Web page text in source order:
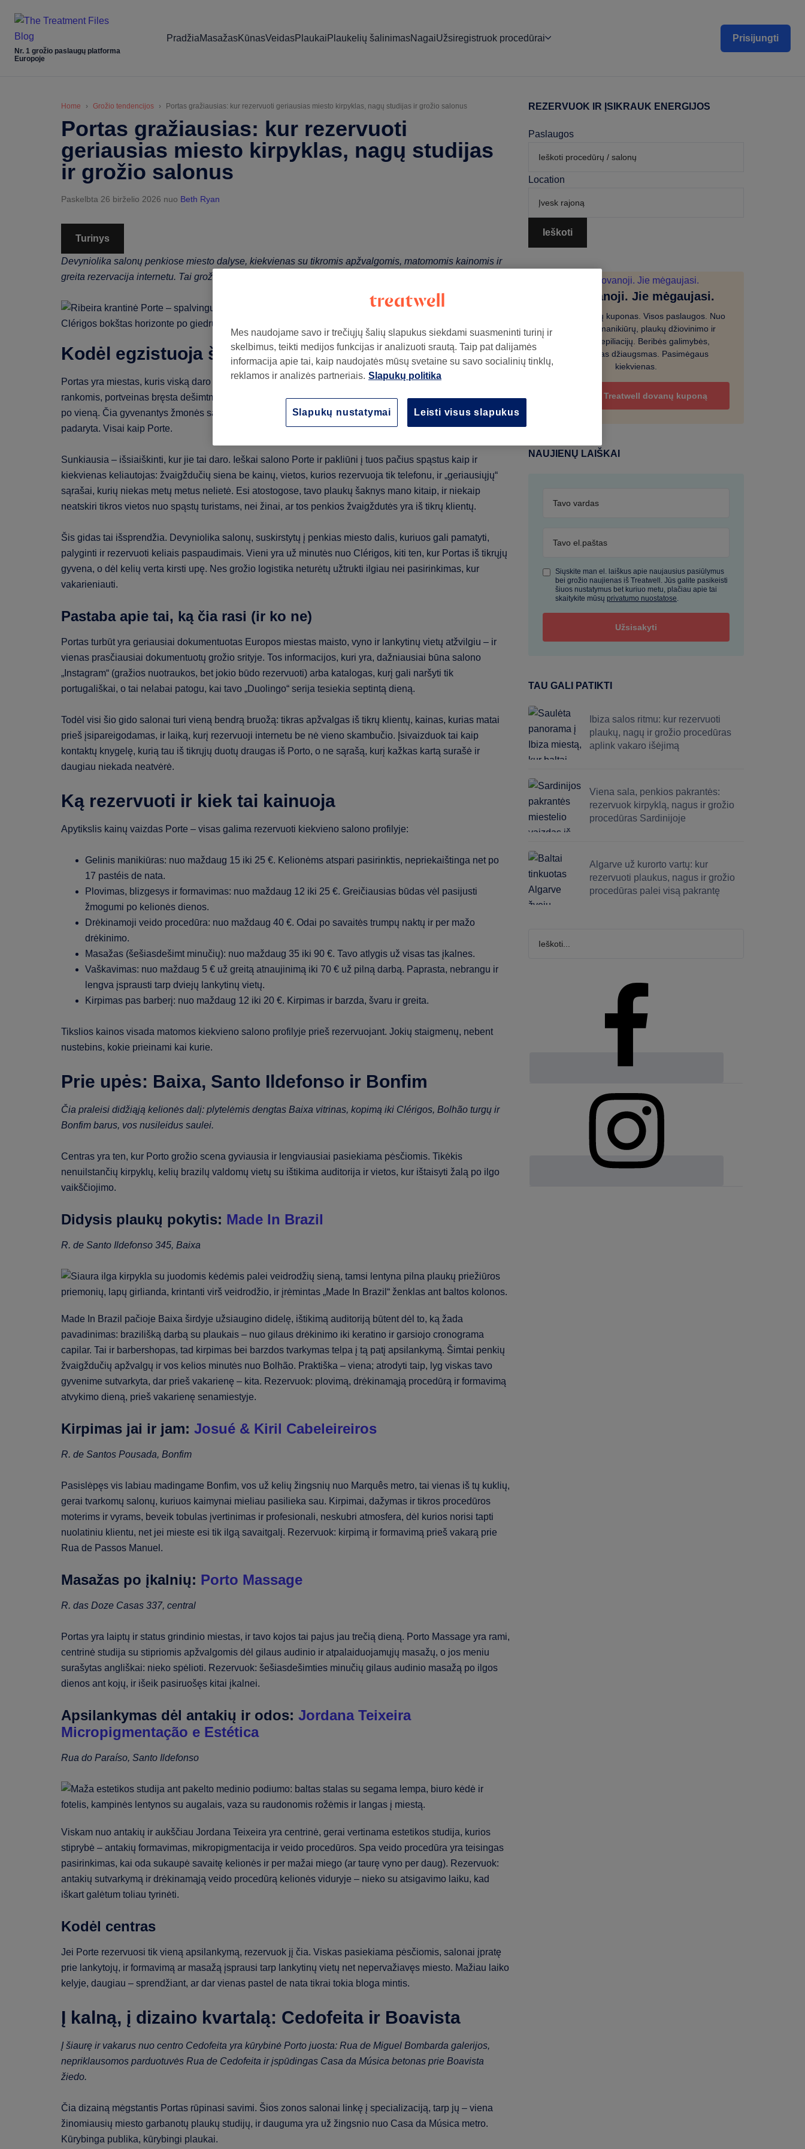
main
content
secondary
menu
primary
sidebar
footer
Nr. 1 grožio paslaugų platforma
Europoje
PradžiaMasažasKūnasVeidasPlaukai Plaukelių šalinimasNagaiUžsiregistruok procedūrai Prisijungti
Home Grožio tendencijos Portas gražiausias: kur rezervuoti geriausias miesto kirpyklas, nagų studijas ir grožio salonus
Portas gražiausias: kur rezervuoti
geriausias miesto kirpyklas, nagų studijas
ir grožio salonus
Paskelbta 26 birželio 2026 nuo Beth Ryan
Turinys
Devyniolika salonų penkiose miesto dalyse, kiekvienas su tikromis apžvalgomis, matomomis kainomis ir
greita rezervacija internetu. Tai grožio pusė Porto, kurią kelionių gidai visada praleidžia.
Kodėl egzistuoja šis gidas
Portas yra miestas, kuris viską daro lėtai ir gerai, o paskui mieliau apie tai nekalba. Granitas tašomas
rankomis, portveinas bręsta dešimtmečius statinėse, kol kas nors jį patiekia, o azulejo plytelės dedamos
po vieną. Čia gyvenantys žmonės savimi rūpinasi tokiu pat tyliu kruopštumu: nieko įmantraus, tiesiog gerai
padaryta. Visai kaip Porte.
Sunkiausia – išsiaiškinti, kur jie tai daro. Ieškai salono Porte ir pakliūni į tuos pačius spąstus kaip ir
kiekvienas keliautojas: žvaigždučių siena be kainų, vietos, kurios rezervuoja tik telefonu, ir „geriausiųjų“
sąrašai, kurių niekas metų metus nelietė. Esi atostogose, tavo plaukų šaknys mano kitaip, ir niekaip
neatskiri tikros vietos nuo spąstų turistams, nei žinai, ar tos penkios žvaigždutės yra iš tikrų klientų.
Šis gidas tai išsprendžia. Devyniolika salonų, suskirstytų į penkias miesto dalis, kuriuos gali pamatyti,
palyginti ir rezervuoti keliais paspaudimais. Vieni yra už minutės nuo Clérigos, kiti ten, kur Portas iš tikrųjų
gyvena, o dėl kelių verta kirsti upę. Nes grožio logistika neturėtų užtrukti ilgiau nei pasirinkimas, kur
vakarieniauti.
Pastaba apie tai, ką čia rasi (ir ko ne)
Portas turbūt yra geriausiai dokumentuotas Europos miestas maisto, vyno ir lankytinų vietų atžvilgiu – ir
vienas prasčiausiai dokumentuotų grožio srityje. Tos informacijos, kuri yra, dažniausiai būna salono
„Instagram“ (gražios nuotraukos, bet jokio būdo rezervuoti) arba katalogas, kurį gali naršyti tik
portugališkai, o tai nelabai patogu, kai tavo „Duolingo“ serija tesiekia septintą dieną.
Todėl visi šio gido salonai turi vieną bendrą bruožą: tikras apžvalgas iš tikrų klientų, kainas, kurias matai
prieš įsipareigodamas, ir laiką, kurį rezervuoji internetu be nė vieno skambučio. Įsivaizduok tai kaip
kontaktų knygelę, kurią tau iš tikrųjų duotų draugas iš Porto, o ne sąrašą, kurį kažkas kartą surašė ir
daugiau niekada neatvėrė.
Ką rezervuoti ir kiek tai kainuoja
Apytikslis kainų vaizdas Porte – visas galima rezervuoti kiekvieno salono profilyje:
Gelinis manikiūras: nuo maždaug 15 iki 25 €. Kelionėms atspari pasirinktis, nepriekaištinga net po
17 pastéis de nata.
Plovimas, blizgesys ir formavimas: nuo maždaug 12 iki 25 €. Greičiausias būdas vėl pasijusti
žmogumi po kelionės dienos.
Drėkinamoji veido procedūra: nuo maždaug 40 €. Odai po savaitės trumpų naktų ir per mažo
drėkinimo.
Masažas (šešiasdešimt minučių): nuo maždaug 35 iki 90 €. Tavo atlygis už visas tas įkalnes.
Vaškavimas: nuo maždaug 5 € už greitą atnaujinimą iki 70 € už pilną darbą. Paprasta, nebrangu ir
lengva įsprausti tarp dviejų lankytinų vietų.
Kirpimas pas barberį: nuo maždaug 12 iki 20 €. Kirpimas ir barzda, švaru ir greita.
Tikslios kainos visada matomos kiekvieno salono profilyje prieš rezervuojant. Jokių staigmenų, nebent
nustebins, kokie prieinami kai kurie.
Prie upės: Baixa, Santo Ildefonso ir Bonfim
Čia praleisi didžiąją kelionės dalį: plytelėmis dengtas Baixa vitrinas, kopimą iki Clérigos, Bolhão turgų ir
Bonfim barus, vos nusileidus saulei.
Centras yra ten, kur Porto grožio scena gyviausia ir lengviausiai pasiekiama pėsčiomis. Tikėkis
nenuilstančių kirpyklų, kelių brazilų valdomų vietų su ištikima auditorija ir vietos, kur ištaisyti žalą po ilgo
vaikščiojimo.
Didysis plaukų pokytis: Made In Brazil
R. de Santo Ildefonso 345, Baixa
Made In Brazil pačioje Baixa širdyje užsiaugino didelę, ištikimą auditoriją būtent dėl to, ką žada
pavadinimas: brazilišką darbą su plaukais – nuo gilaus drėkinimo iki keratino ir garsiojo cronograma
capilar. Tai ir barbershopas, tad kirpimas bei barzdos tvarkymas telpa į tą patį apsilankymą. Šimtai penkių
žvaigždučių apžvalgų ir vos kelios minutės nuo Bolhão. Praktiška – viena; atrodyti taip, lyg viskas tavo
gyvenime sutvarkyta, dar prieš vakarienę – kita. Rezervuok: plovimą, drėkinamąją procedūrą ir formavimą
atvykimo dieną, prieš vakarienę senamiestyje.
Kirpimas jai ir jam: Josué & Kiril Cabeleireiros
R. de Santos Pousada, Bonfim
Pasislėpęs vis labiau madingame Bonfim, vos už kelių žingsnių nuo Marquês metro, tai vienas iš tų kuklių,
gerai tvarkomų salonų, kuriuos kaimynai mieliau pasilieka sau. Kirpimai, dažymas ir tikros procedūros
moterims ir vyrams, beveik tobulas įvertinimas ir profesionali, neskubri atmosfera, dėl kurios norisi tapti
nuolatiniu klientu, net jei mieste esi tik ilgą savaitgalį. Rezervuok: kirpimą ir formavimą prieš vakarą prie
Rua de Passos Manuel.
Masažas po įkalnių: Porto Massage
R. das Doze Casas 337, central
Portas yra laiptų ir status grindinio miestas, ir tavo kojos tai pajus jau trečią dieną. Porto Massage yra rami,
centrinė studija su stipriomis apžvalgomis dėl gilaus audinio ir atpalaiduojamųjų masažų, o jos meniu
surašytas angliškai: nieko spėlioti. Rezervuok: šešiasdešimties minučių gilaus audinio masažą po ilgos
dienos ant kojų, ir išeik pasiruošęs kitai įkalnei.
Apsilankymas dėl antakių ir odos: Jordana Teixeira
Micropigmentação e Estética
Rua do Paraíso, Santo Ildefonso
Viskam nuo antakių ir aukščiau Jordana Teixeira yra centrinė, gerai vertinama estetikos studija, kurios
stiprybė – antakių formavimas, mikropigmentacija ir veido procedūros. Spa veido procedūra yra teisingas
pasirinkimas, kai oda sukaupė savaitę kelionės ir per mažai miego (ar taurę vyno per daug). Rezervuok:
antakių sutvarkymą ir drėkinamąją veido procedūrą kelionės viduryje – nieko su atsigavimo laiku, kad
iškart galėtum toliau tyrinėti.
Kodėl centras
Jei Porte rezervuosi tik vieną apsilankymą, rezervuok jį čia. Viskas pasiekiama pėsčiomis, salonai įpratę
prie lankytojų, ir formavimą ar masažą įsprausi tarp lankytinų vietų net nepervažiavęs miesto. Mažiau laiko
kelyje, daugiau – sprendžiant, ar dar vienas pastel de nata tikrai tokia bloga mintis.
Į kalną, į dizaino kvartalą: Cedofeita ir Boavista
Į šiaurę ir vakarus nuo centro Cedofeita yra kūrybinė Porto juosta: Rua de Miguel Bombarda galerijos,
nepriklausomos parduotuvės Rua de Cedofeita ir įspūdingas Casa da Música betonas prie Boavista
žiedo.
Čia dizainą mėgstantis Portas rūpinasi savimi. Šios zonos salonai linkę į specializaciją, tarp jų – viena
žinomiausių miesto garbanotų plaukų studijų, ir dauguma yra už žingsnio nuo Casa da Música metro.
Kūrybinga publika, kūrybingi plaukai.
Primary
REZERVUOK IR ĮSIKRAUK ENERGIJOS
Paslaugos
Location
Ieškoti
Tu dovanoji. Jie mėgaujasi.
Vienas dovanų kuponas. Visos paslaugos. Nuo
masažų iki manikiūrų, plaukų džiovinimo ir
nugaros depiliacijų. Beribės galimybės,
garantuotas džiaugsmas. Pasimėgaus
kiekvienas.
Dovanok Treatwell dovanų kuponą
NAUJIENŲ LAIŠKAI
Siųskite man el. laiškus apie naujausius pasiūlymus
bei grožio naujienas iš Treatwell. Jūs galite pasikeisti
šiuos nustatymus bet kuriuo metu, plačiau apie tai
skaitykite mūsų privatumo nuostatose.
TAU GALI PATIKTI
Ibiza salos ritmu: kur rezervuoti
plaukų, nagų ir grožio procedūras
aplink vakaro išėjimą
Viena sala, penkios pakrantės:
rezervuok kirpyklą, nagus ir grožio
procedūras Sardinijoje
Algarve už kurorto vartų: kur
rezervuoti plaukus, nagus ir grožio
procedūras palei visą pakrantę
Mes naudojame savo ir trečiųjų šalių slapukus siekdami suasmeninti turinį ir
skelbimus, teikti medijos funkcijas ir analizuoti srautą. Taip pat dalijamės
informacija apie tai, kaip naudojatės mūsų svetaine su savo socialinių tinklų,
reklamos ir analizės partneriais. Slapukų politika
Leisti visus slapukus
Slapukų nustatymai